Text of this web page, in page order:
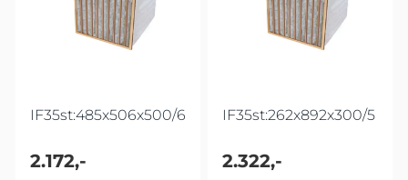
IF35st:485x506x500/6
2.172,-
IF35st:262x892x300/5
2.322,-